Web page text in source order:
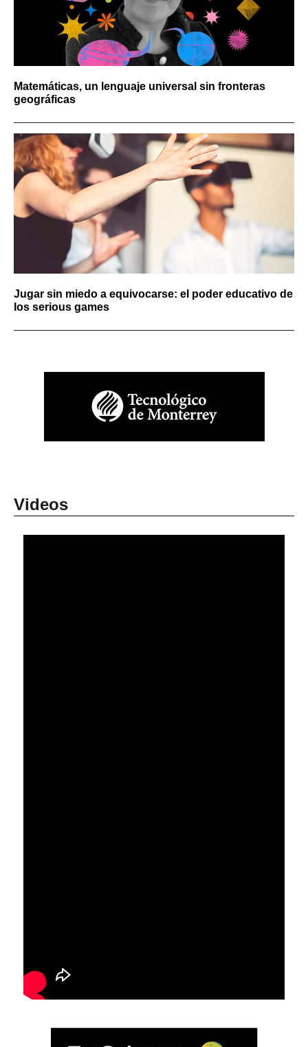
Matemáticas, un lenguaje universal sin fronteras
geográficas
Jugar sin miedo a equivocarse: el poder educativo de
los serious games
Videos